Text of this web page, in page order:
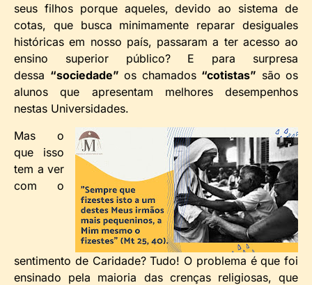
seus filhos porque aqueles, devido ao sistema de
cotas, que busca minimamente reparar desiguales
históricas em nosso país, passaram a ter acesso ao
ensino superior público? E para surpresa
dessa “sociedade” os chamados “cotistas” são os
alunos que apresentam melhores desempenhos
nestas Universidades.
Mas o
que isso
tem a ver
com o
sentimento de Caridade? Tudo! O problema é que foi
ensinado pela maioria das crenças religiosas, que